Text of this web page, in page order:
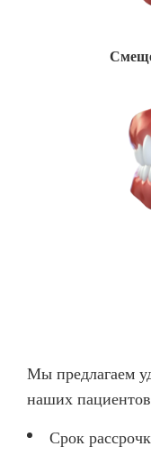
Мы предлагаем
наших
Срок